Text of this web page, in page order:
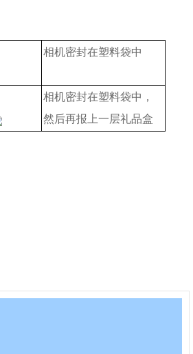
相机密封在塑料袋中
相机密封在塑料袋中，
然后再报上一层礼品盒